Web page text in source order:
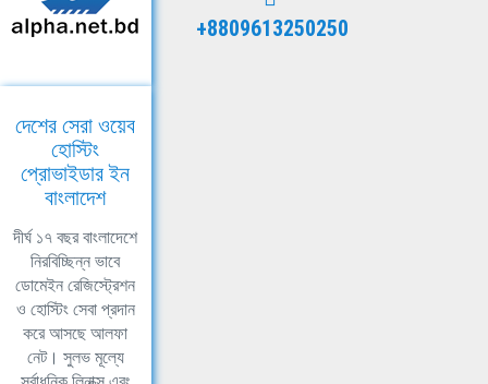
+8809613250250
দেশের সেরা ওয়েব
হোস্টিং
প্রোভাইডার ইন
বাংলাদেশ
দীর্ঘ ১৭ বছর বাংলাদেশে
নিরবিচ্ছিন্ন ভাবে
ডোমেইন রেজিস্ট্রেশন
ও হোস্টিং সেবা প্রদান
করে আসছে আলফা
নেট। সুলভ মূল্যে